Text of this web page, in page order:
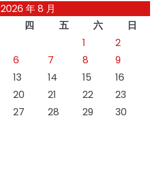
2026 年 8 月
四 五 六
日
1
2
6 7 8
9
13 14 15
16
20 21 22
23
27 28 29
30